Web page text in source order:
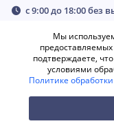
с 9:00 до 18:00 без
Мы
подтверждаете,
условиями
Политике
Каталог Поиск